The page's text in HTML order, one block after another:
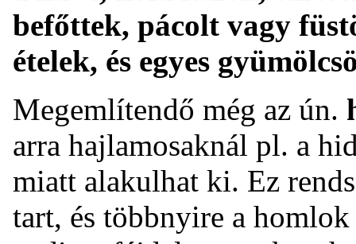
befőttek, pácolt vagy
ételek, és egyes
Megemlítendő még az ún.
arra hajlamosaknál pl. a
miatt alakulhat ki. Ez
tart, és többnyire a